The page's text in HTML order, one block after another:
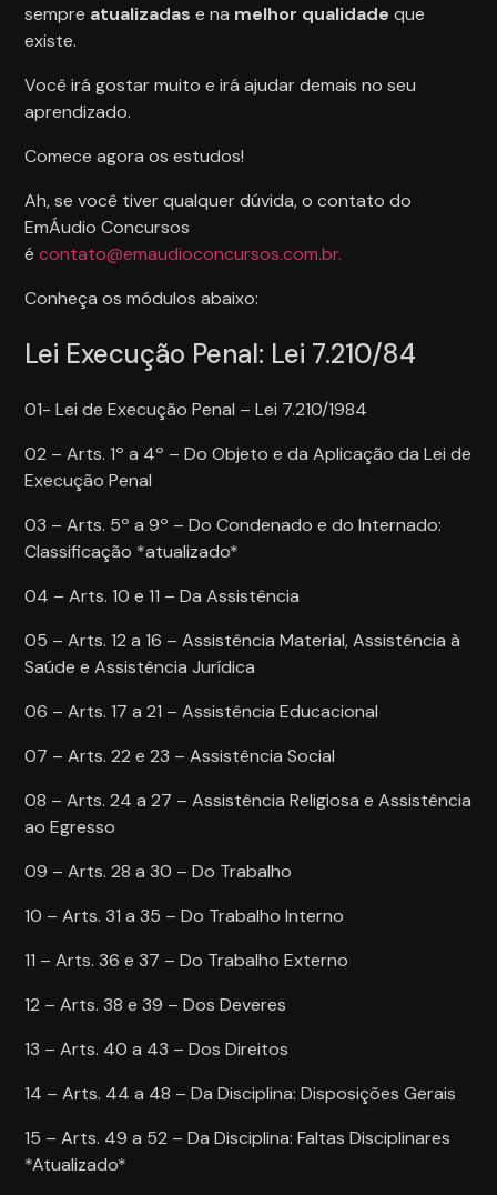
sempre atualizadas e na melhor qualidade que
existe.
Você irá gostar muito e irá ajudar demais no seu
aprendizado.
Comece agora os estudos!
Ah, se você tiver qualquer dúvida, o contato do
EmÁudio Concursos
écontato@emaudioconcursos.com.br.
Conheça os módulos abaixo:
Lei Execução Penal: Lei 7.210/84
01- Lei de Execução Penal – Lei 7.210/1984
02 – Arts. 1º a 4º – Do Objeto e da Aplicação da Lei de
Execução Penal
03 – Arts. 5º a 9º – Do Condenado e do Internado:
Classificação *atualizado*
04 – Arts. 10 e 11 – Da Assistência
05 – Arts. 12 a 16 – Assistência Material, Assistência à
Saúde e Assistência Jurídica
06 – Arts. 17 a 21 – Assistência Educacional
07 – Arts. 22 e 23 – Assistência Social
08 – Arts. 24 a 27 – Assistência Religiosa e Assistência
ao Egresso
09 – Arts. 28 a 30 – Do Trabalho
10 – Arts. 31 a 35 – Do Trabalho Interno
11 – Arts. 36 e 37 – Do Trabalho Externo
12 – Arts. 38 e 39 – Dos Deveres
13 – Arts. 40 a 43 – Dos Direitos
14 – Arts. 44 a 48 – Da Disciplina: Disposições Gerais
15 – Arts. 49 a 52 – Da Disciplina: Faltas Disciplinares
*Atualizado*